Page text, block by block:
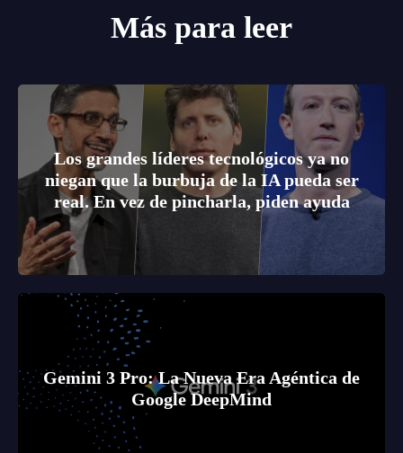
Más para leer
Los grandes líderes tecnológicos ya no
niegan que la burbuja de la IA pueda ser
real. En vez de pincharla, piden ayuda
Gemini 3 Pro: La Nueva Era Agéntica de
Google DeepMind